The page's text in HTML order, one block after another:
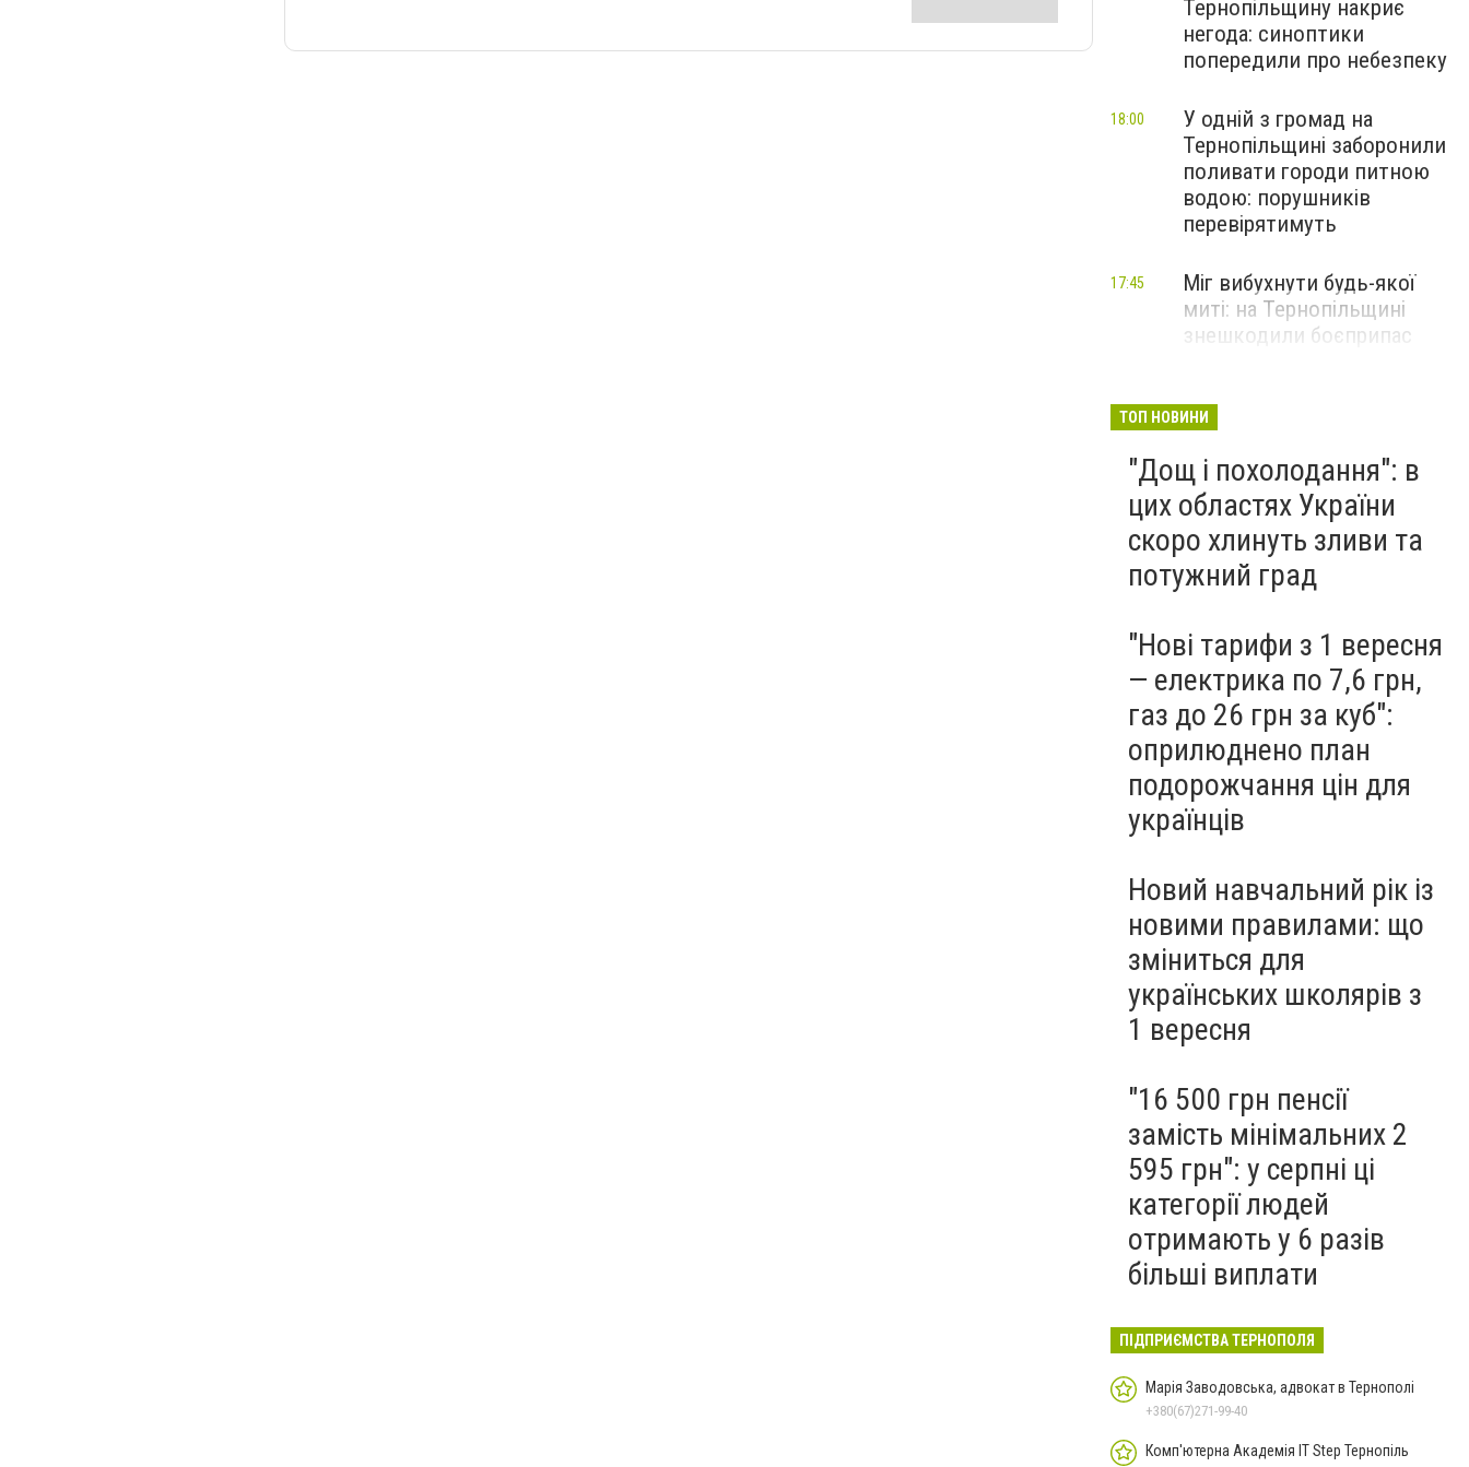
Тернопільщину накриє
негода: синоптики
попередили про небезпеку
У одній з громад на
Тернопільщині заборонили
поливати городи питною
водою: порушників
перевірятимуть
18:00
Міг вибухнути будь-якої
миті: на Тернопільщині
знешкодили боєприпас
17:45
моторошної ДТП на
постраждалих - дитина
(ФОТО)
ТОП НОВИНИ
"Дощ і похолодання": в
цих областях України
скоро хлинуть зливи та
потужний град
"Нові тарифи з 1 вересня
— електрика по 7,6 грн,
газ до 26 грн за куб":
оприлюднено план
подорожчання цін для
українців
Новий навчальний рік із
новими правилами: що
зміниться для
українських школярів з
1 вересня
"16 500 грн пенсії
замість мінімальних 2
595 грн": у серпні ці
категорії людей
отримають у 6 разів
більші виплати
ПІДПРИЄМСТВА ТЕРНОПОЛЯ
Марія Заводовська, адвокат в Тернополі
+380(67)271-99-40
Комп'ютерна Академiя IT Step Тернопіль